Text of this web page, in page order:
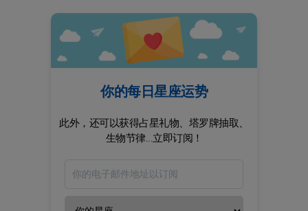
你的每日星座运势
此外，还可以获得占星礼物、塔罗牌抽取、
生物节律...立即订阅！